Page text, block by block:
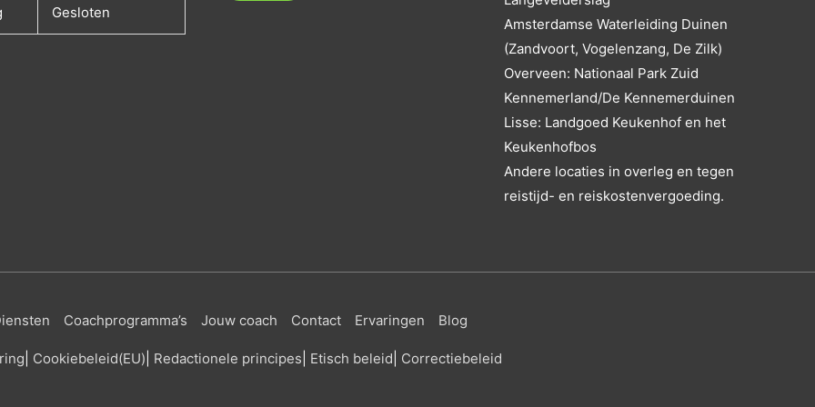
Gesloten
Amsterdamse Waterleiding Duinen
(Zandvoort, Vogelenzang, De Zilk)
Overveen: Nationaal Park Zuid
Kennemerland/De Kennemerduinen
Lisse: Landgoed Keukenhof en het
Keukenhofbos
Andere locaties in overleg en tegen
reistijd- en reiskostenvergoeding.
Coachprogramma’s Jouw coach Contact Ervaringen Blog
Cookiebeleid(EU) Redactionele principes Etisch beleid Correctiebeleid